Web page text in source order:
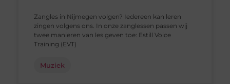
Zangles in Nijmegen volgen? Iedereen kan leren
zingen volgens ons. In onze zanglessen passen wij
twee manieren van les geven toe: Estill Voice
Training (EVT)
Muziek